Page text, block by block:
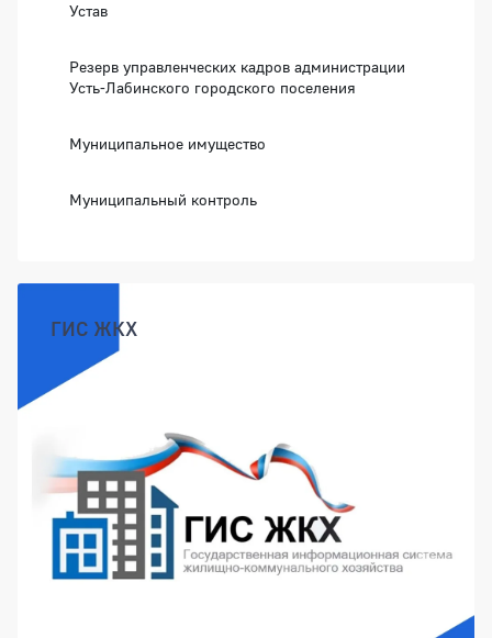
Устав
Резерв управленческих кадров администрации
Усть-Лабинского городского поселения
Муниципальное имущество
Муниципальный контроль
ГИС ЖКХ